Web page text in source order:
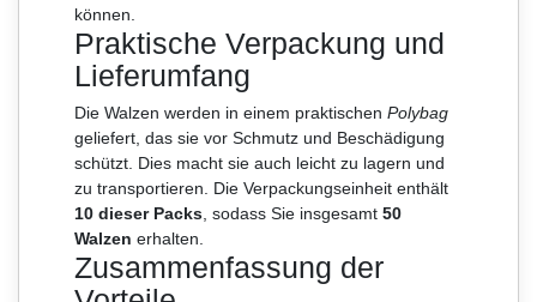
können.
Praktische Verpackung und
Lieferumfang
Die Walzen werden in einem praktischen Polybag
geliefert, das sie vor Schmutz und Beschädigung
schützt. Dies macht sie auch leicht zu lagern und
zu transportieren. Die Verpackungseinheit enthält
10 dieser Packs , sodass Sie insgesamt 50
Walzen erhalten.
Zusammenfassung der